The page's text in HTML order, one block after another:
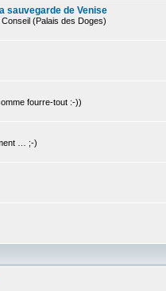
sauvegarde de Venise
(Palais des Doges)
fourre-tout :-))
… ;-)